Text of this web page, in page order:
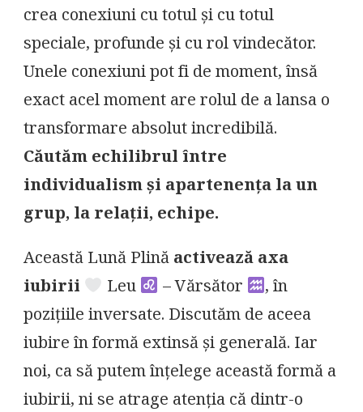
crea conexiuni cu totul și cu totul
speciale, profunde și cu rol vindecător.
Unele conexiuni pot fi de moment, însă
exact acel moment are rolul de a lansa o
transformare absolut incredibilă.
Căutăm echilibrul între
individualism și apartenența la un
grup, la relații, echipe.
Această Lună Plină activează axa
iubirii
Leu – Vărsător
, în
pozițiile inversate. Discutăm de aceea
iubire în formă extinsă și generală. Iar
noi, ca să putem înțelege această formă a
iubirii, ni se atrage atenția că dintr-o